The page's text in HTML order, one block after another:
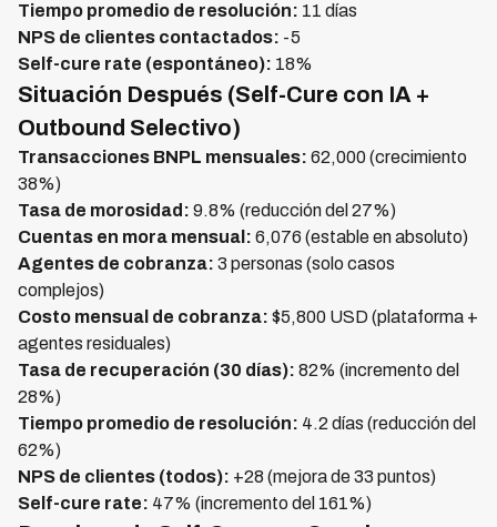
Tiempo promedio de resolución: 11 días
NPS de clientes contactados: -5
Self-cure rate (espontáneo): 18%
Situación Después (Self-Cure con IA +
Outbound Selectivo)
Transacciones BNPL mensuales: 62,000 (crecimiento
38%)
Tasa de morosidad: 9.8% (reducción del 27%)
Cuentas en mora mensual: 6,076 (estable en absoluto)
Agentes de cobranza: 3 personas (solo casos
complejos)
Costo mensual de cobranza: $5,800 USD (plataforma +
agentes residuales)
Tasa de recuperación (30 días): 82% (incremento del
28%)
Tiempo promedio de resolución: 4.2 días (reducción del
62%)
NPS de clientes (todos): +28 (mejora de 33 puntos)
Self-cure rate: 47% (incremento del 161%)